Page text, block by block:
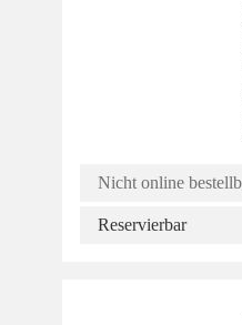
Nicht online
Reservierbar